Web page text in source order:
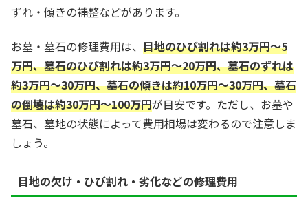
ずれ・傾きの補整などがあります。
お墓・墓石の修理費用は、 目地のひび割れは約3万円～5
万円、墓石のひび割れは約3万円～20万円、墓石のずれは
約3万円～30万円、墓石の傾きは約10万円～30万円、墓石
の倒壊は約30万円～100万円が目安です。ただし、お墓や
墓石、墓地の状態によって費用相場は変わるので注意しま
しょう。
目地の欠け・ひび割れ・劣化などの修理費用